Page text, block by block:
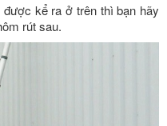
kể ra ở trên thì bạn hãy
rút sau.